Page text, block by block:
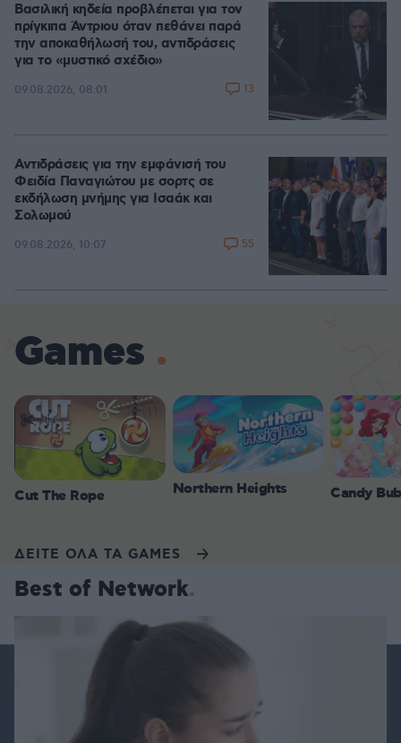
Βασιλική κηδεία προβλέπεται για τον
πρίγκιπα Άντριου όταν πεθάνει παρά
την αποκαθήλωσή του, αντιδράσεις
για το «μυστικό σχέδιο»
09.08.2026, 08:01 13
Αντιδράσεις για την εμφάνισή του
Φειδία Παναγιώτου με σορτς σε
εκδήλωση μνήμης για Ισαάκ και
Σολωμού
09.08.2026, 10:07 55
Games
Cut The Rope Northern Heights Candy
ΔΕΙΤΕ ΟΛΑ ΤΑ GAMES
Best of Network